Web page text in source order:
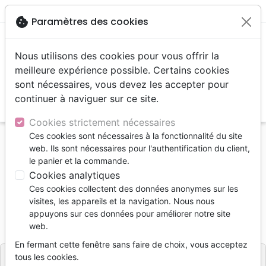
menu
Accueil Livres Eglise
Histoire de l'église
Précis d’histoire de l’Église
Précis d’histoire de l’Église
NICOLE JULES MARCEL
RéférenceIBN004 EAN9782903100216
Editeur Institut Biblique de Nogent
cookie Paramètres des cookies
Nous utilisons des cookies pour vous offrir la
meilleure expérience possible. Certains cookies
sont nécessaires, vous devez les accepter pour
continuer à naviguer sur ce site.
Cookies strictement nécessaires
Ces cookies sont nécessaires à la fonctionnalité du site
web. Ils sont nécessaires pour l'authentification du client,
le panier et la commande.
Cookies analytiques
Ces cookies collectent des données anonymes sur les
visites, les appareils et la navigation. Nous nous
appuyons sur ces données pour améliorer notre site
web.
En fermant cette fenêtre sans faire de choix, vous acceptez
tous les cookies.